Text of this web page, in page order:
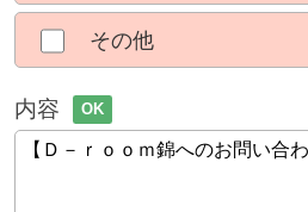
その他
内容 OK